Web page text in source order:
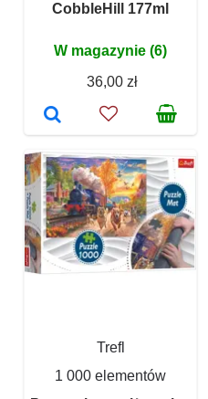
CobbleHill 177ml
W magazynie (6)
36,00 zł
Trefl
1 000 elementów